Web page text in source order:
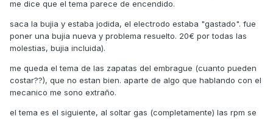
me dice que el tema parece de encendido.
saca la bujia y estaba jodida, el electrodo estaba "gastado". fue
poner una bujia nueva y problema resuelto. 20€ por todas las
molestias, bujia incluida).
me queda el tema de las zapatas del embrague (cuanto pueden
costar??), que no estan bien. aparte de algo que hablando con el
mecanico me sono extraño.
el tema es el siguiente, al soltar gas (completamente) las rpm se